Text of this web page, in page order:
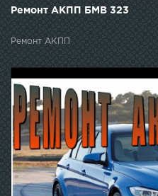
Ремонт АКПП БМВ 323
Ремонт АКПП